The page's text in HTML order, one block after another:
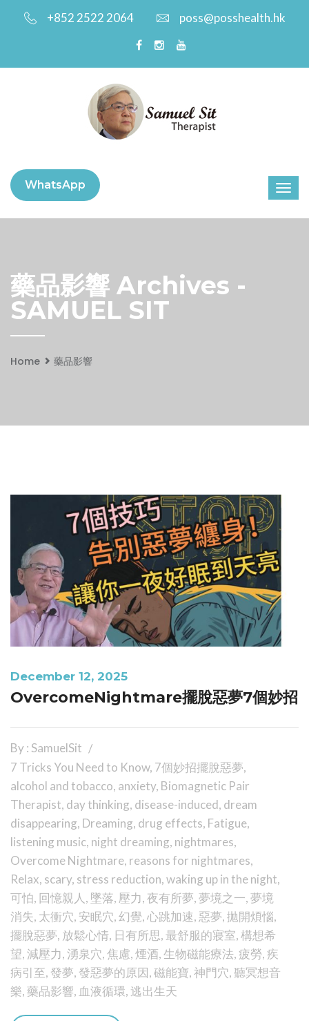
+852 2522 2064 poss@posshealth.hk
WhatsApp
藥品影響 Archives -
SAMUEL SIT
Home 藥品影響
December 12, 2025
OvercomeNightmare擺脫惡夢7個妙招
By : SamuelSit
7 Tricks You Need to Know, 7個妙招擺脫惡夢,
alcohol and tobacco, anxiety, Biomagnetic Pair
Therapist, day thinking, disease-induced, dream
disappearing, Dreaming, drug effects, Fatigue,
listening music, night dreaming, nightmares,
Overcome Nightmare, reasons for nightmares,
Relax, scary, stress reduction,waking up in the night,
可怕, 回憶親人 , 墜落, 壓力,夜有所夢,夢境之一,夢境
消失, 太衝穴, 安眠穴,幻覺,心跳加速, 惡夢,拋開煩惱,
擺脫惡夢, 放鬆心情, 日有所思,最舒服的寢室,構想希
望, 減壓力, 湧泉穴,焦慮,煙酒, 生物磁能療法,疲勞,疾
病引至, 發夢, 發惡夢的原因,磁能寶,神門穴,聽冥想音
樂,藥品影響, 血液循環, 逃出生天